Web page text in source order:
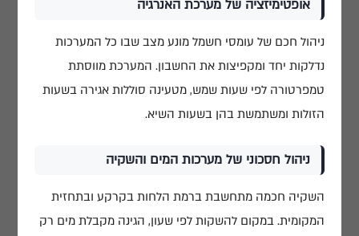
אופטימיזציה של מערכת האנרגיה
ניהול חכם של עומסי חשמל מונע מצב שבו כל המערכות
נדלקות יחד ומקפיצות את החשבון. המערכת מווסתת
טמפרטורה לפי שעות שמש, מטעינה סוללות אגירה בשעות
הזולות ומשתמשת בהן בשעות השיא.
ניהול חסכוני של מערכות המים והשקיה
השקיה חכמה מתחשבת ברמת הלחות בקרקע ובתחזית
המקומית. במקום להשקות לפי שעון, הגינה מקבלת מים רק